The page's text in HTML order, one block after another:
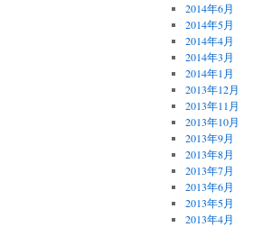
2014年6月
2014年5月
2014年4月
2014年3月
2014年1月
2013年12月
2013年11月
2013年10月
2013年9月
2013年8月
2013年7月
2013年6月
2013年5月
2013年4月